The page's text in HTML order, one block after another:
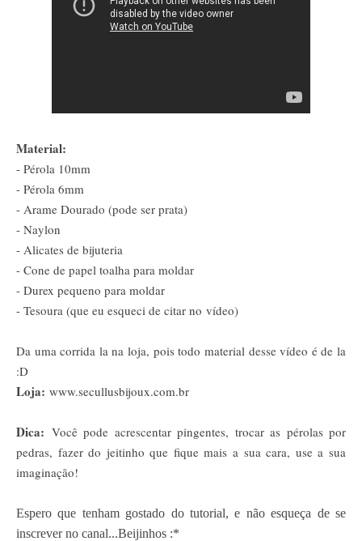
Material:
- Pérola 10mm
- Pérola 6mm
- Arame Dourado (pode ser prata)
- Naylon
- Alicates de bijuteria
- Cone de papel toalha para moldar
- Durex pequeno para moldar
- Tesoura (que eu esqueci de citar no vídeo)
Da uma corrida la na loja, pois todo material desse vídeo é de la
:D
Loja: www.secullusbijoux.com.br
Dica: Você pode acrescentar pingentes, trocar as pérolas por
pedras, fazer do jeitinho que fique mais a sua cara, use a sua
imaginação!
Espero que tenham gostado do tutorial, e não esqueça de se
inscrever no canal...Beijinhos :*